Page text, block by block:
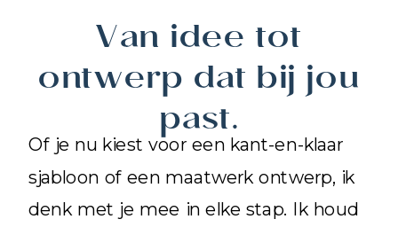
Of je nu kiest voor een kant-en-klaar
sjabloon of een maatwerk ontwerp, ik
denk met je mee in elke stap. Ik houd
Van idee tot
ontwerp dat bij jou
past.